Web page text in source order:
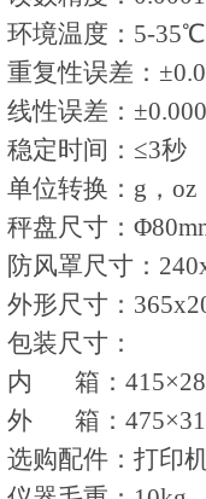
环境温度：5-35℃
重复性误差：
线性误差：
稳定时间：≤3秒
单位转换：g，oz
秤盘尺寸：
防风罩尺寸：
外形尺寸：
包装尺寸：
内 箱：
外 箱：
选购配件：打印